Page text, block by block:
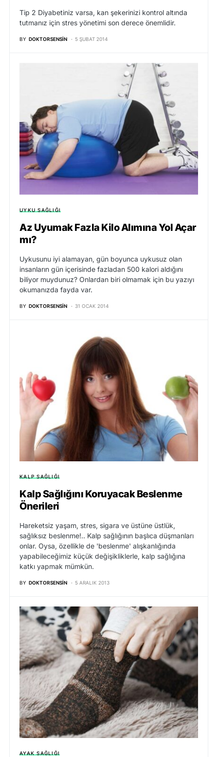
Tip 2 Diyabetiniz varsa, kan şekerinizi kontrol altında
tutmanız için stres yönetimi son derece önemlidir.
BY DOKTORSENSIN 5 ŞUBAT 2014
UYKU SAĞLIĞI
Az Uyumak Fazla Kilo Alımına Yol Açar
mı?
Uykusunu iyi alamayan, gün boyunca uykusuz olan
insanların gün içerisinde fazladan 500 kalori aldığını
biliyor muydunuz? Onlardan biri olmamak için bu yazıyı
okumanızda fayda var.
BY DOKTORSENSIN 31 OCAK 2014
KALP SAĞLIĞI
Kalp Sağlığını Koruyacak Beslenme
Önerileri
Hareketsiz yaşam, stres, sigara ve üstüne üstlük,
sağlıksız beslenme!.. Kalp sağlığının başlıca düşmanları
onlar. Oysa, özellikle de 'beslenme' alışkanlığında
yapabileceğimiz küçük değişikliklerle, kalp sağlığına
katkı yapmak mümkün.
BY DOKTORSENSIN 5 ARALIK 2013
AYAK SAĞLIĞI